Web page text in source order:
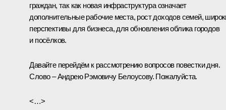
граждан, так как новая инфраструктура означает
дополнительные рабочие места, рост доходов семей,
перспективы для бизнеса, для обновления облика городов
и посёлков.
Давайте перейдём к рассмотрению вопросов повестки дня.
Слово – Андрею Рэмовичу Белоусову. Пожалуйста.
<…>